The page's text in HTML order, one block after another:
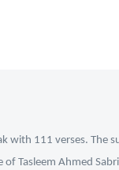
with 111 verses. The
Tasleem Ahmed